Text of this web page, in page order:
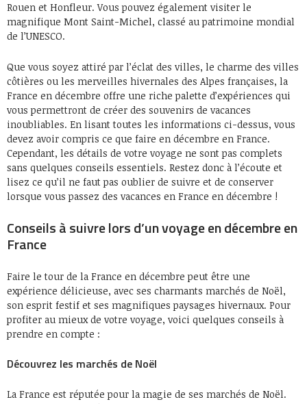
Rouen et Honfleur. Vous pouvez également visiter le
magnifique Mont Saint-Michel, classé au patrimoine mondial
de l’UNESCO.
Que vous soyez attiré par l’éclat des villes, le charme des villes
côtières ou les merveilles hivernales des Alpes françaises, la
France en décembre offre une riche palette d’expériences qui
vous permettront de créer des souvenirs de vacances
inoubliables. En lisant toutes les informations ci-dessus, vous
devez avoir compris ce que faire en décembre en France.
Cependant, les détails de votre voyage ne sont pas complets
sans quelques conseils essentiels. Restez donc à l’écoute et
lisez ce qu’il ne faut pas oublier de suivre et de conserver
lorsque vous passez des vacances en France en décembre !
Conseils à suivre lors d’un voyage en décembre en
France
Faire le tour de la France en décembre peut être une
expérience délicieuse, avec ses charmants marchés de Noël,
son esprit festif et ses magnifiques paysages hivernaux. Pour
profiter au mieux de votre voyage, voici quelques conseils à
prendre en compte :
Découvrez les marchés de Noël
La France est réputée pour la magie de ses marchés de Noël.